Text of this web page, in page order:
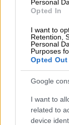
Personal
Opted In
I want to
Retention,
Personal
Purposes
Opted Out
Google
I want to
related to
device
περιοχή.
Adana
teknesi
olan